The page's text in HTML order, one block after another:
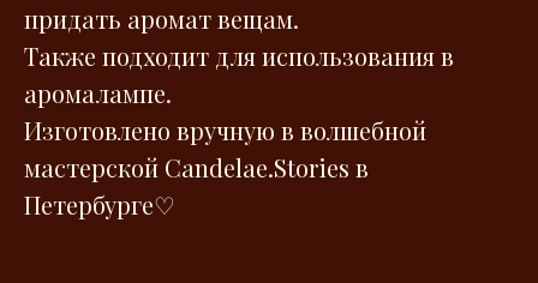
придать аромат вещам.
Также подходит для использования в
аромалампе.
Изготовлено вручную в волшебной
мастерской Сandelae.Stories в
Петербурге♡